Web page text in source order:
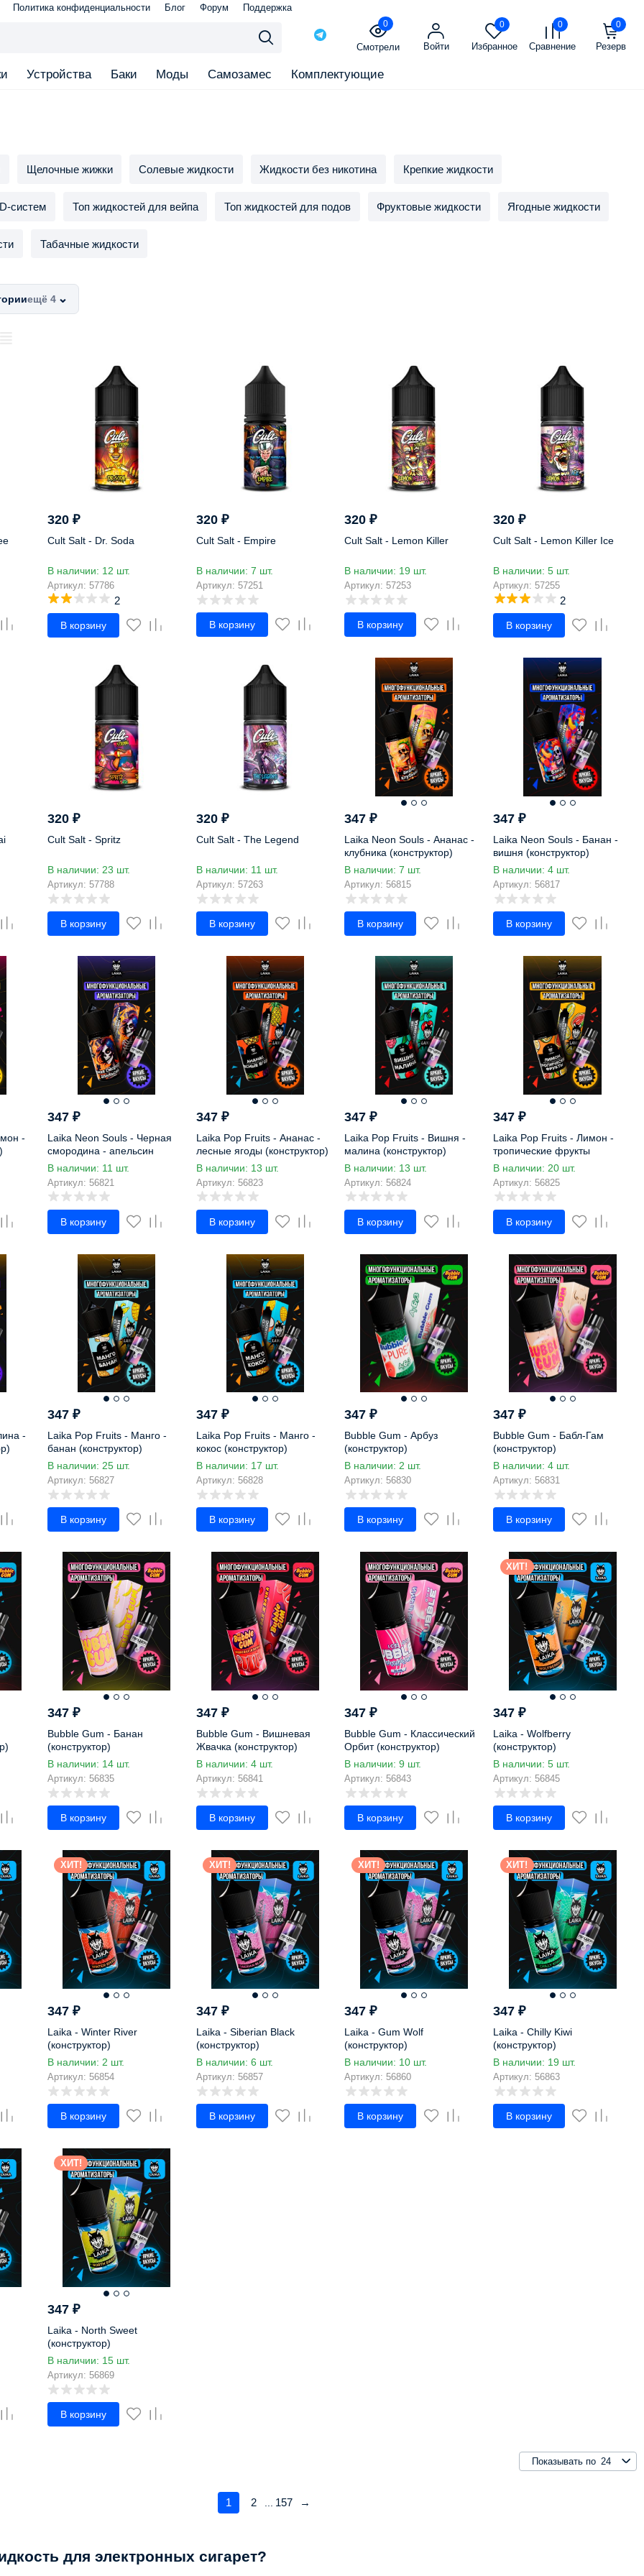
Политика конфиденциальности Блог Форум Поддержка
0
Смотрели Войти
0
Избранное
0
Сравнение
0
Резерв
Устройства Баки Моды Самозамес Комплектующие
Щелочные жижки Солевые жидкости Жидкости без никотина Крепкие жидкости
систем Топ жидкостей для вейпа Топ жидкостей для подов Фруктовые жидкости Ягодные жидкости
Табачные жидкости
ещё 4 ⌄
320 ₽
Cult Salt - Dr. Soda
В наличии: 12 шт.
Артикул: 57786
2
В корзину
320 ₽
Cult Salt - Empire
В наличии: 7 шт.
Артикул: 57251
В корзину
320₽
Cult Salt - Lemon Killer
В наличии: 19 шт.
Артикул: 57253
В корзину
320₽
Cult Salt - Lemon Killer Ice
В наличии: 5 шт.
Артикул: 57255
2
В корзину
320 ₽
Cult Salt - Spritz
В наличии: 23 шт.
Артикул: 57788
В корзину
320 ₽
Cult Salt - The Legend
В наличии: 11 шт.
Артикул: 57263
В корзину
347₽
Laika Neon Souls - Ананас -
клубника (конструктор)
В наличии: 7 шт.
Артикул: 56815
В корзину
347₽
Laika Neon Souls - Банан -
вишня (конструктор)
В наличии: 4 шт.
Артикул: 56817
В корзину
-
347 ₽
Laika Neon Souls - Черная
смородина - апельсин
(конструктор)
В наличии: 11 шт.
Артикул: 56821
В корзину
347 ₽
Laika Pop Fruits - Ананас -
лесные ягоды (конструктор)
В наличии: 13 шт.
Артикул: 56823
В корзину
347₽
Laika Pop Fruits - Вишня -
малина (конструктор)
В наличии: 13 шт.
Артикул: 56824
В корзину
347₽
Laika Pop Fruits - Лимон -
тропические фрукты
(конструктор)
В наличии: 20 шт.
Артикул: 56825
В корзину
-
347 ₽
Laika Pop Fruits - Манго -
банан (конструктор)
В наличии: 25 шт.
Артикул: 56827
В корзину
347 ₽
Laika Pop Fruits - Манго -
кокос (конструктор)
В наличии: 17 шт.
Артикул: 56828
В корзину
347₽
Bubble Gum - Арбуз
(конструктор)
В наличии: 2 шт.
Артикул: 56830
В корзину
347₽
Bubble Gum - Бабл-Гам
(конструктор)
В наличии: 4 шт.
Артикул: 56831
В корзину
347 ₽
Bubble Gum - Банан
(конструктор)
В наличии: 14 шт.
Артикул: 56835
В корзину
347 ₽
Bubble Gum - Вишневая
Жвачка (конструктор)
В наличии: 4 шт.
Артикул: 56841
В корзину
347₽
Bubble Gum - Классический
Орбит (конструктор)
В наличии: 9 шт.
Артикул: 56843
В корзину
ХИТ!
347₽
Laika - Wolfberry
(конструктор)
В наличии: 5 шт.
Артикул: 56845
В корзину
ХИТ!
347 ₽
Laika - Winter River
(конструктор)
В наличии: 2 шт.
Артикул: 56854
В корзину
ХИТ!
347 ₽
Laika - Siberian Black
(конструктор)
В наличии: 6 шт.
Артикул: 56857
В корзину
ХИТ!
347₽
Laika - Gum Wolf
(конструктор)
В наличии: 10 шт.
Артикул: 56860
В корзину
ХИТ!
347₽
Laika - Chilly Kiwi
(конструктор)
В наличии: 19 шт.
Артикул: 56863
В корзину
ХИТ!
347 ₽
Laika - North Sweet
(конструктор)
В наличии: 15 шт.
Артикул: 56869
В корзину
Показывать по 24
1 2 157 →
для электронных сигарет?